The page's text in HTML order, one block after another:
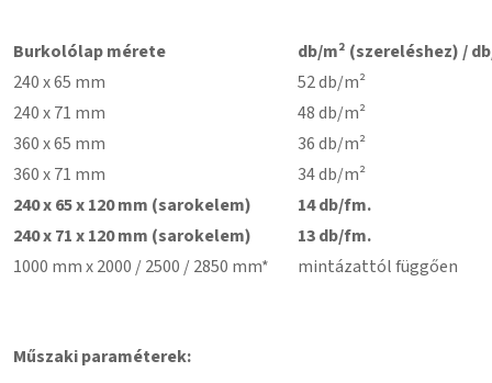
Burkolólap mérete
db/m² (szereléshez) /
240 x 65 mm
52 db/m²
240 x 71 mm
48 db/m²
360 x 65 mm
36 db/m²
360 x 71 mm
34 db/m²
240 x 65 x 120 mm (sarokelem)
14 db/fm.
240 x 71 x 120 mm (sarokelem)
13 db/fm.
1000 mm x 2000 / 2500 / 2850 mm*
mintázattól függően
Műszaki paraméterek: